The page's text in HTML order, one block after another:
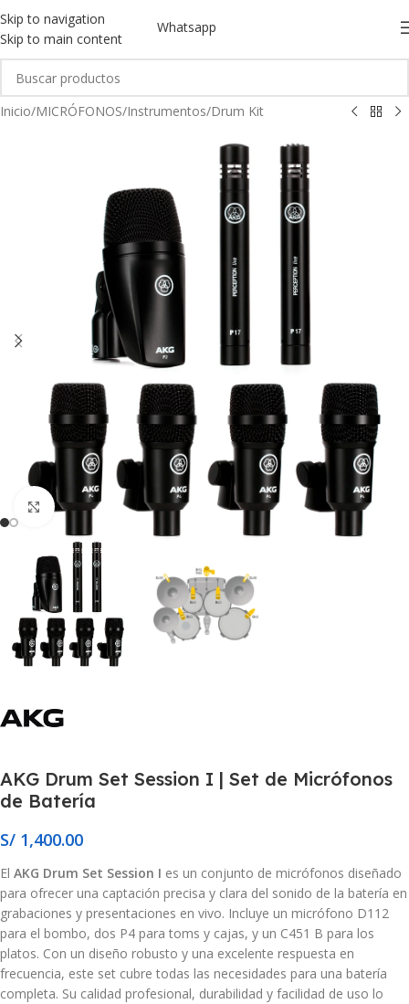
Skip to navigation
Skip to main content
Whatsapp
Inicio/MICRÓFONOS/Instrumentos/Drum Kit
Click to enlarge
AKG Drum Set Session I | Set de Micrófonos
de Batería
S/ 1,400.00
El AKG Drum Set Session I es un conjunto de micrófonos diseñado
para ofrecer una captación precisa y clara del sonido de la batería en
grabaciones y presentaciones en vivo. Incluye un micrófono D112
para el bombo, dos P4 para toms y cajas, y un C451 B para los
platos. Con un diseño robusto y una excelente respuesta en
frecuencia, este set cubre todas las necesidades para una batería
completa. Su calidad profesional, durabilidad y facilidad de uso lo